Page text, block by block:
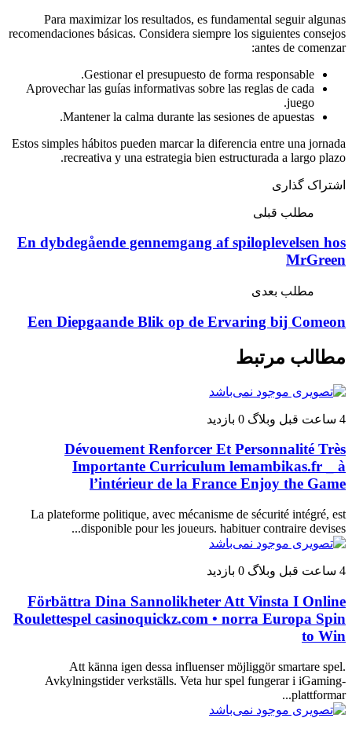
Para maximizar los resultados, es fundamental seguir algunas
recomendaciones básicas. Considera siempre los siguientes consejos
antes de comenzar:
Gestionar el presupuesto de forma responsable.
Aprovechar las guías informativas sobre las reglas de cada
juego.
Mantener la calma durante las sesiones de apuestas.
Estos simples hábitos pueden marcar la diferencia entre una jornada
recreativa y una estrategia bien estructurada a largo plazo.
اشتراک گذاری
مطلب قبلی
En dybdegående gennemgang af spiloplevelsen hos
MrGreen
مطلب بعدی
Een Diepgaande Blik op de Ervaring bij Comeon
مطالب مرتبط
4 ساعت قبل وبلاگ 0 بازدید
Dévouement Renforcer Et Personnalité Très
Importante Curriculum lemambikas.fr _ à
l’intérieur de la France Enjoy the Game
La plateforme politique, avec mécanisme de sécurité intégré, est
disponible pour les joueurs. habituer contraire devises...
4 ساعت قبل وبلاگ 0 بازدید
Förbättra Dina Sannolikheter Att Vinsta I Online
Roulettespel casinoquickz.com • norra Europa Spin
to Win
Att känna igen dessa influenser möjliggör smartare spel.
Avkylningstider verkställs. Veta hur spel fungerar i iGaming-
plattformar...